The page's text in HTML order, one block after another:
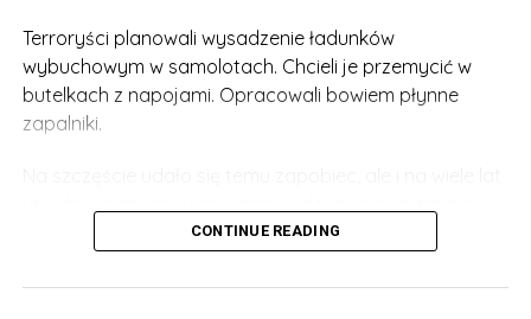
Terroryści planowali wysadzenie ładunków
wybuchowym w samolotach. Chcieli je przemycić w
butelkach z napojami. Opracowali bowiem płynne
zapalniki.
bezpieczeństwa na lotniskach na całym świecie.
Limit płynów, które można w jednym opakowaniu
CONTINUE READING